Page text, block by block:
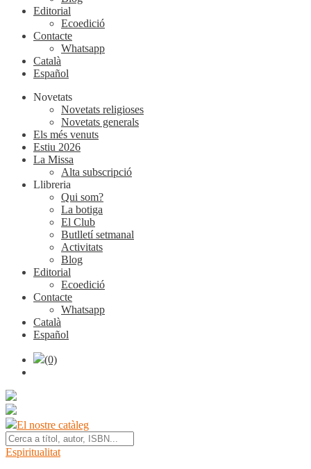
Editorial
Ecoedició
Contacte
Whatsapp
Català
Español
Novetats
Novetats religioses
Novetats generals
Els més venuts
Estiu 2026
La Missa
Alta subscripció
Llibreria
Qui som?
La botiga
El Club
Butlletí setmanal
Activitats
Blog
Editorial
Ecoedició
Contacte
Whatsapp
Català
Español
(0)
El nostre catàleg
Espiritualitat